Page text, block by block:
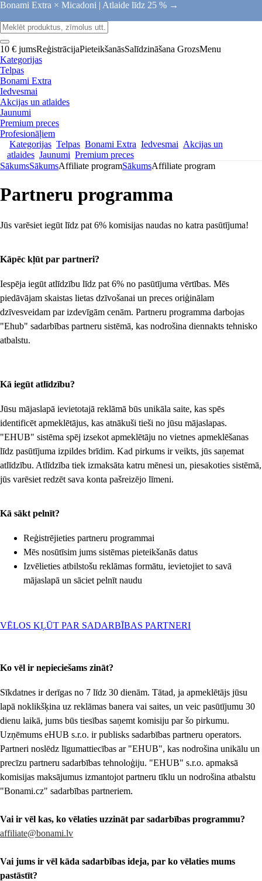
Bonami Extra × Micadoni | Atlaide līdz 25 % →
10 € jumsReģistrācijaPieteikšanāsSalīdzināšana GrozsMenu
Kategorijas
Telpas
Bonami Extra
Iedvesmai
Akcijas un atlaides
Jaunumi
Premium preces
Profesionāļiem
Kategorijas Telpas Bonami Extra Iedvesmai Akcijas un
atlaides Jaunumi Premium preces
SākumsSākumsAffiliate programSākumsAffiliate program
Partneru programma
Jūs varēsiet iegūt līdz pat 6% komisijas naudas no katra pasūtījuma!
Kāpēc kļūt par partneri?
Iespēja iegūt atlīdzību līdz pat 6% no pasūtījuma vērtības. Mēs
piedāvājam skaistas lietas dzīvošanai un preces oriģinālam
dzīvesveidam par izdevīgām cenām. Partneru programma darbojas
"Ehub" sadarbības partneru sistēmā, kas nodrošina diennakts tehnisko
atbalstu.
Kā iegūt atlīdzību?
Jūsu mājaslapā ievietotajā reklāmā būs unikāla saite, kas spēs
identificēt apmeklētājus, kas atnākuši tieši no jūsu mājaslapas.
"EHUB" sistēma spēj izsekot apmeklētāju no vietnes apmeklēšanas
līdz pasūtījuma izpildes brīdim. Kad pirkums ir veikts, jūs saņemat
atlīdzību. Atlīdzība tiek izmaksāta katru mēnesi un, piesakoties sistēmā,
jūs varēsiet redzēt sava konta pašreizējo līmeni.
Kā sākt pelnīt?
Reģistrējieties partneru programmai
Mēs nosūtīsim jums sistēmas pieteikšanās datus
Izvēlieties atbilstošu reklāmas formātu, ievietojiet to savā
mājaslapā un sāciet pelnīt naudu
VĒLOS KĻŪT PAR SADARBĪBAS PARTNERI
Ko vēl ir nepieciešams zināt?
Sīkdatnes ir derīgas no 7 līdz 30 dienām. Tātad, ja apmeklētājs jūsu
lapā noklikšķina uz reklāmas banera vai saites, un veic pasūtījumu 30
dienu laikā, jums būs tiesības saņemt komisiju par šo pirkumu.
Uzņēmums eHUB s.r.o. ir publisks sadarbības partneru operators.
Partneri noslēdz līgumattiecības ar "EHUB", kas nodrošina unikālu un
precīzu partneru sadarbības tehnoloģiju. "EHUB" s.r.o. apmaksā
komisijas maksājumus izmantojot partneru tīklu un nodrošina atbalstu
"Bonami.cz" sadarbības partneriem.
Vai ir vēl kas, ko vēlaties uzzināt par sadarbības programmu?
affiliate@bonami.lv
Vai jums ir vēl kāda sadarbības ideja, par ko vēlaties mums
pastāstīt?